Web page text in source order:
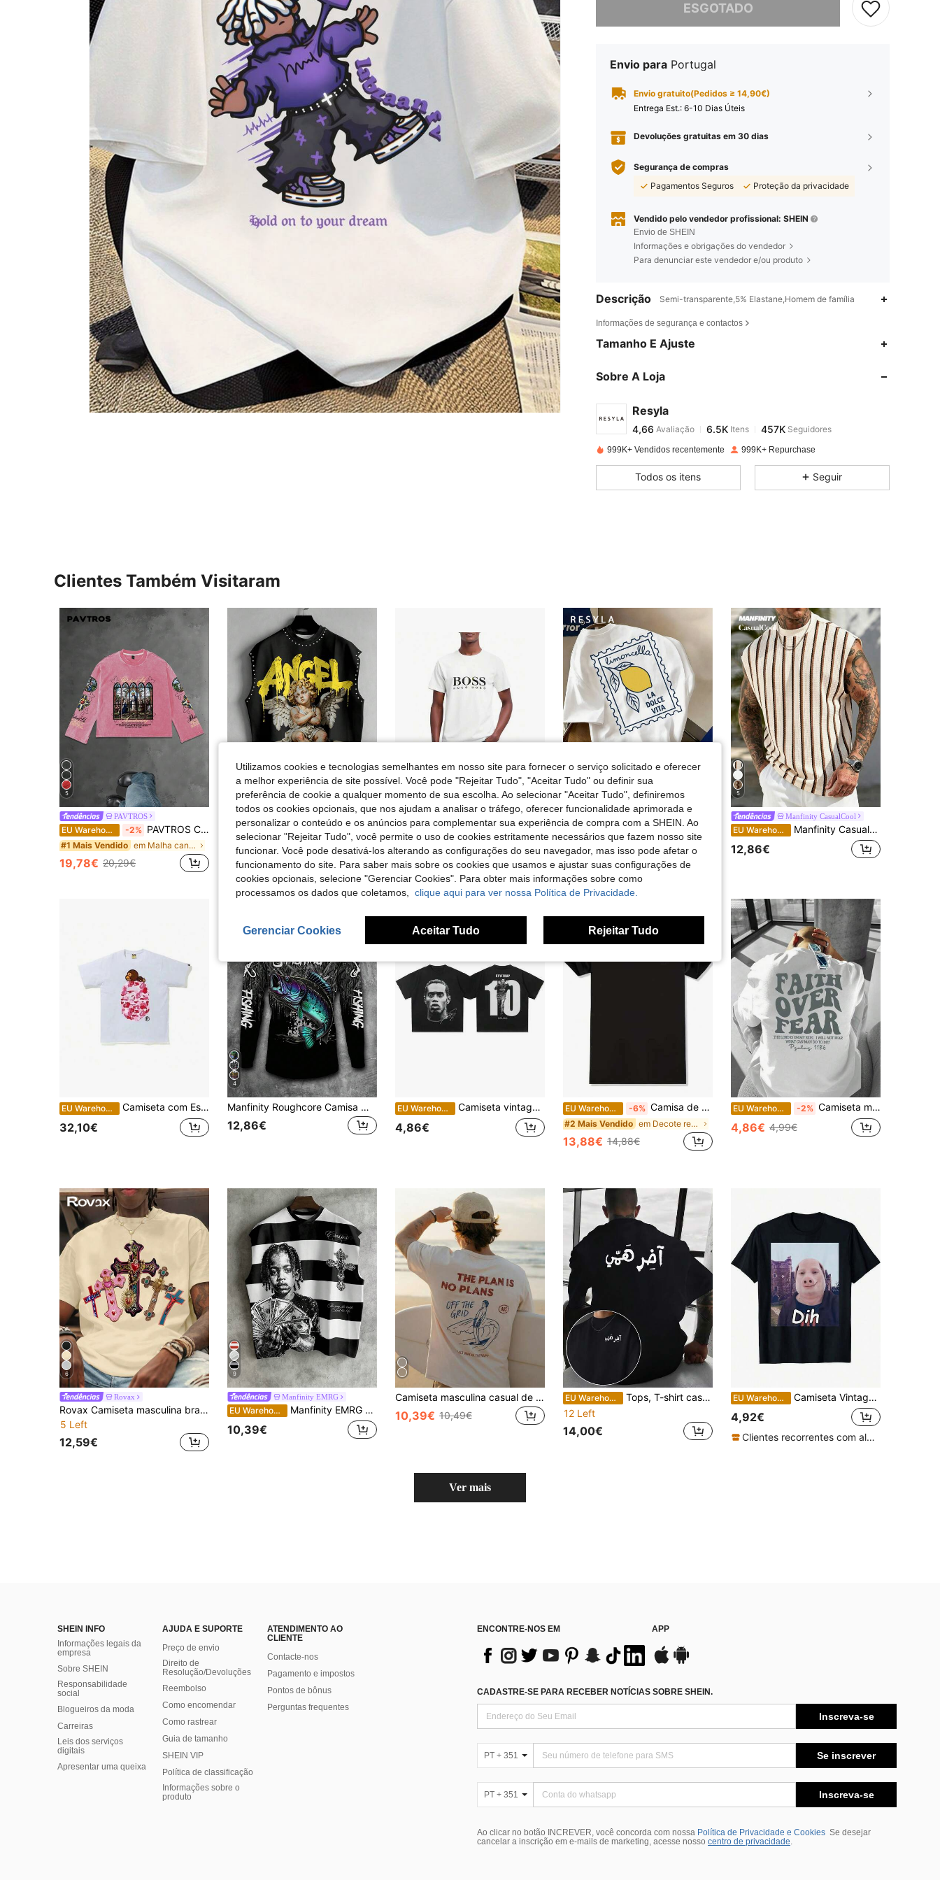
ESGOTADO
Envio para Portugal
Envio gratuito(Pedidos ≥ 14,90€)
Entrega Est.: 6-10 Dias Úteis
Devoluções gratuitas em 30 dias
Segurança de compras
Pagamentos Seguros
Proteção da privacidade
Vendido pelo vendedor profissional: SHEIN
Envio de SHEIN
Informações e obrigações do vendedor
Para denunciar este vendedor e/ou produto
Descrição Semi-transparente,5% Elastane,Homem de família
Informações de segurança e contactos
Tamanho E Ajuste
Sobre A Loja
Resyla
4,66
4,66
t***opago1 dia atrás
4,66 6.5K 457K
4,66 457K
4,66 457K
4,66 457K
999K+ Vendidos recentemente 999K+ Repurchase
Todos os itens Seguir
Clientes Também Visitaram
5
PAVTROS
EU Warehouse -2% PAVTROS Camiseta masculina casual estampada com gola redonda e manga comprida
#1 Mais Vendido em Malha canelada T-shirts masculinas
19,78€ 20,29€
Manfinity EMRG
Manfinity EMRG Regata preta sem mangas para homem, estampa de escultura de anjo gótico + padrão de letras amarelas "ANGEL" com decoração de rebites, t-shirt casual sem mangas estilo street, adequada para primavera/verão, festivais de música, festas, saídas e uso diário
10,39€
Camisetas masculinas
#3 Mais Vendido
11,89€
4
Resyla Camiseta masculina com estampa de limão italiano, coleção primavera/verão 2026, design vintage com selos, modelo casual.
12,37€
5
Manfinity CasualCool
EU Warehouse Manfinity CasualCool Top casual de manga curta com gola redonda, cor lisa e riscas para homem, para uso diário ...
12,86€
EU Warehouse Camiseta com Estampa de Desenho Animado, Gola Redonda de Algodão Macio, Top Clássico de Verão Estilo Preppy
32,10€
4
Manfinity Roughcore Camisa masculina casual de manga comprida para pesca - Estampa de peixe em 3D, gola redonda, poliéster, degradê preto e azul, ideal para atividades ao ar livre, acessório de pesca.
12,86€
EU Warehouse Camiseta vintage de manga curta com estampa da cabeça do Ronaldinho, gola redonda, feita de algodão, respirável, de alta qualidade, para homens e mulheres, ideal para o verão.
4,86€
EU Warehouse -6% Camisa de algodão folgada, estilo casual, com estampa. Nova camisa masculina minimalista de gola redonda, modelo 2026, streetwear casual com estampa discreta no peito, respirável, adequada para todas as estações, ideal para academia, escritório e momentos de lazer, lavável à máquina, modelagem regular, tamanhos grandes, perfeita para o verão.
#2 Mais Vendido em Decote redondo T-shirts masculinas
13,88€ 14,88€
EU Warehouse -2% Camiseta masculina vintage casual, modelo 2026, com estampa de slogan, ideal para deslocamentos diários no verão (estilo anos 2000). Blusas de verão.
4,86€ 4,99€
6
Rovax
Rovax Camiseta masculina branca confortável com gola redonda, estampa de Jesus com cruz, manga curta, ideal para shows, estilo vintage, com estampa gráfica, divertida e perfeita para presentear um amigo.
5 Left
12,59€
9
Manfinity EMRG
EU Warehouse Manfinity EMRG Regata masculina streetwear gótica com gráfico a preto e branco, estampado retró Y2K oversized com retrato às riscas e estampado de dólar, para verão, city break e férias
10,39€
Camiseta masculina casual de manga curta com estampa de surf e praia, ideal para o verão, confortável e respirável, super estilosa.
10,39€ 10,49€
EU Warehouse
Tops, T-shirt casual masculina com design de padrão criativo, apresentando texto em árabe. Esta peça cultural de nicho ostenta um estilo único e cativante
12 Left
14,00€
EU Warehouse Camiseta Vintage Plus Size - Camiseta engraçada de gola redonda para homens e mulheres, camiseta feminina da moda, meme de gato engraçado da Geração Z.
4,92€
Clientes recorrentes com alta taxa de retorno
Ver mais
SHEIN INFO
Informações legais da
empresa
Sobre SHEIN
Responsabilidade
social
Blogueiros da moda
Carreiras
Leis dos serviços
digitais
Apresentar uma queixa
AJUDA E SUPORTE
Preço de envio
Direito de
Resolução/Devoluções
Reembolso
Como encomendar
Como rastrear
Guia de tamanho
SHEIN VIP
Política de classificação
​Informações sobre o
produto
ATENDIMENTO AO
CLIENTE
Contacte-nos
Pagamento e impostos
Pontos de bônus
Perguntas frequentes
ENCONTRE-NOS EM APP
CADASTRE-SE PARA RECEBER NOTÍCIAS SOBRE SHEIN.
Inscreva-se
PT + 351 Se inscrever
PT + 351 Inscreva-se
Ao clicar no botão INCREVER, você concorda com nossa Política de Privacidade e Cookies Se desejar
cancelar a inscrição em e-mails de marketing, acesse nosso centro de privacidade.
Utilizamos cookies e tecnologias semelhantes em nosso site para fornecer o serviço solicitado e oferecer
a melhor experiência de site possível. Você pode "Rejeitar Tudo", "Aceitar Tudo" ou definir sua
preferência de cookie a qualquer momento de sua escolha. Ao selecionar "Aceitar Tudo", definiremos
todos os cookies opcionais, que nos ajudam a analisar o tráfego, oferecer funcionalidade aprimorada e
personalizar o conteúdo e os anúncios para complementar sua experiência de compra com a SHEIN. Ao
selecionar "Rejeitar Tudo", você permite o uso de cookies estritamente necessários que fazem nosso site
funcionar. Você pode desativá-los alterando as configurações do seu navegador, mas isso pode afetar o
funcionamento do site. Para saber mais sobre os cookies que usamos e ajustar suas configurações de
cookies opcionais, selecione "Gerenciar Cookies". Para obter mais informações sobre como
processamos os dados que coletamos, clique aqui para ver nossa Política de Privacidade.
Gerenciar Cookies Aceitar Tudo Rejeitar Tudo